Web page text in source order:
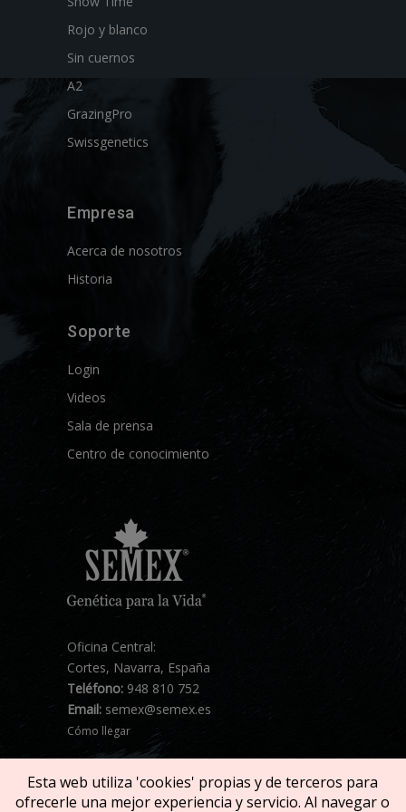
Rojo y blanco
Sin cuernos
A2
GrazingPro
Swissgenetics
Empresa
Acerca de nosotros
Historia
Soporte
Login
Videos
Sala de prensa
Centro de conocimiento
Oficina Central:
Cortes, Navarra, España
Teléfono: 948 810 752
Email: semex@semex.es
Cómo llegar
Esta web utiliza 'cookies' propias y de terceros para
ofrecerle una mejor experiencia y servicio. Al navegar o